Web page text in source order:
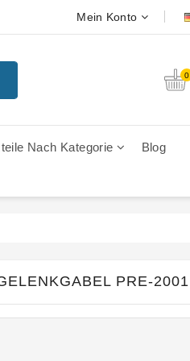
Mein Konto
0
Nach Kategorie
Blog
PRE-2001